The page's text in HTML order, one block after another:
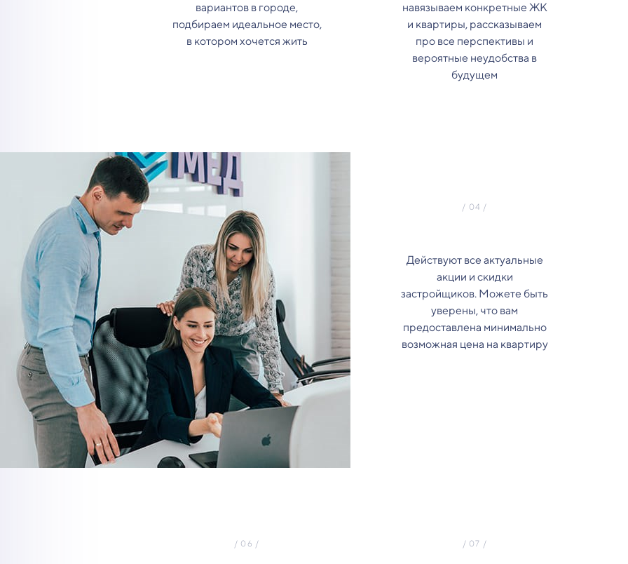
вариантов в городе,
подбираем идеальное место,
в котором хочется жить
навязываем конкретные ЖК
и квартиры, рассказываем
про все перспективы и
вероятные неудобства в
будущем
Действуют все актуальные
акции и скидки
застройщиков. Можете быть
уверены, что вам
предоставлена минимально
возможная цена на квартиру